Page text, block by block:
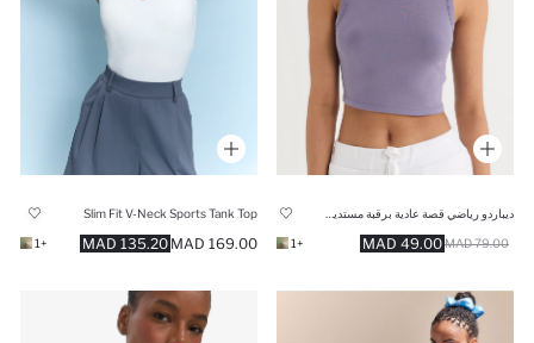
49.00 MAD 79.00 MAD
+1
Slim Fit V-Neck Sports Tank Top
135.20 MAD 169.00 MAD
+1